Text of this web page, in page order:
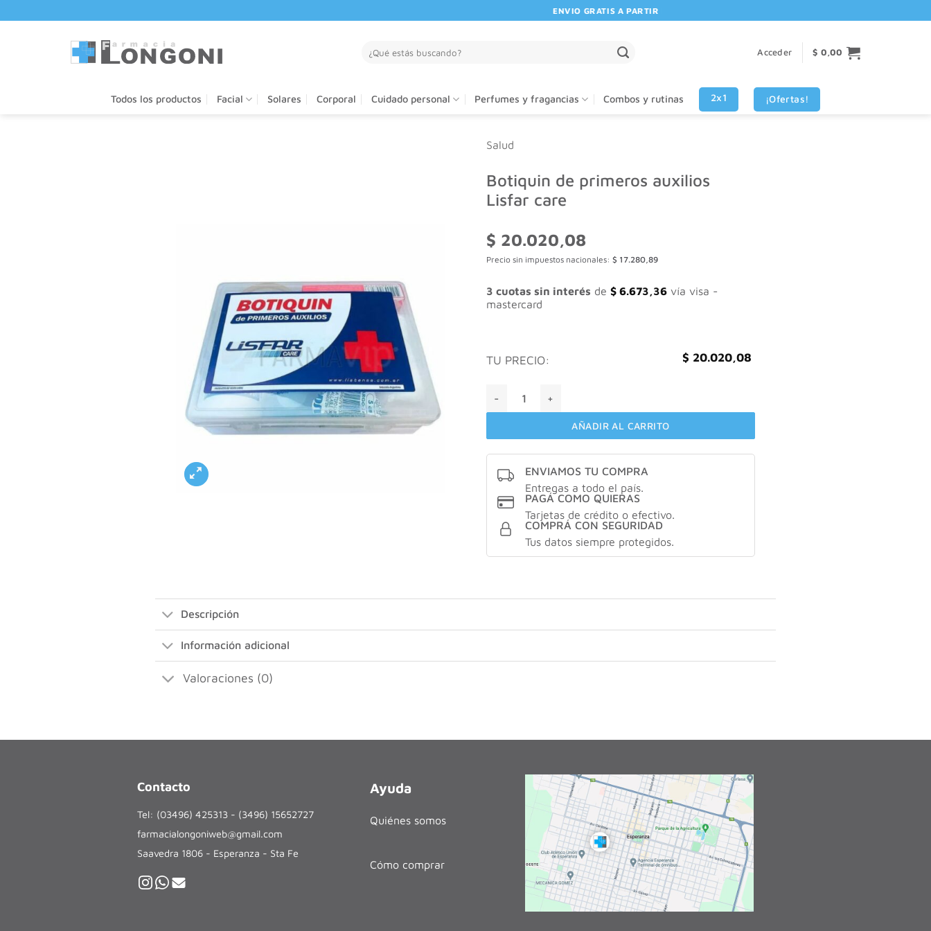
al
ENVIO GRATIS A PARTIR DE $80.000! 🚚 | 💳 3 CUOTAS SIN INTERES VISA - MASTERCARD
por:
Acceder $ 0,00
Todos los productos Facial Solares Corporal Cuidado personal Perfumes y fragancias Combos y rutinas 2x1 ¡Ofertas!
Salud
Botiquin de primeros auxilios
Lisfar care
$ 20.020,08
Precio sin impuestos nacionales: $ 17.280,89
3 cuotas sin interés de $ 6.673,36 vía visa -
mastercard
TU PRECIO: $ 20.020,08
AÑADIR AL CARRITO
ENVIAMOS TU COMPRA
Entregas a todo el país.
PAGÁ COMO QUIERAS
Tarjetas de crédito o efectivo.
COMPRÁ CON SEGURIDAD
Tus datos siempre protegidos.
Descripción
Información adicional
Valoraciones (0)
Contacto
Tel: (03496) 425313 - (3496) 15652727
farmacialongoniweb@gmail.com
Saavedra 1806 - Esperanza - Sta Fe
Ayuda
Quiénes somos
Cómo comprar